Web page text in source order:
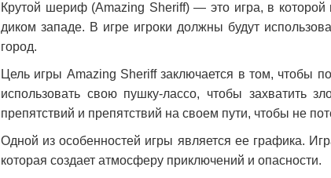
Крутой шериф (Amazing Sheriff) — это игра, в которой
диком западе. В игре игроки должны будут
город.
Цель игры Amazing Sheriff заключается в том, чтобы
использовать свою пушку-лассо, чтобы захватить
препятствий и препятствий на своем пути, чтобы не
Одной из особенностей игры является ее графика.
которая создает атмосферу приключений и опасности.